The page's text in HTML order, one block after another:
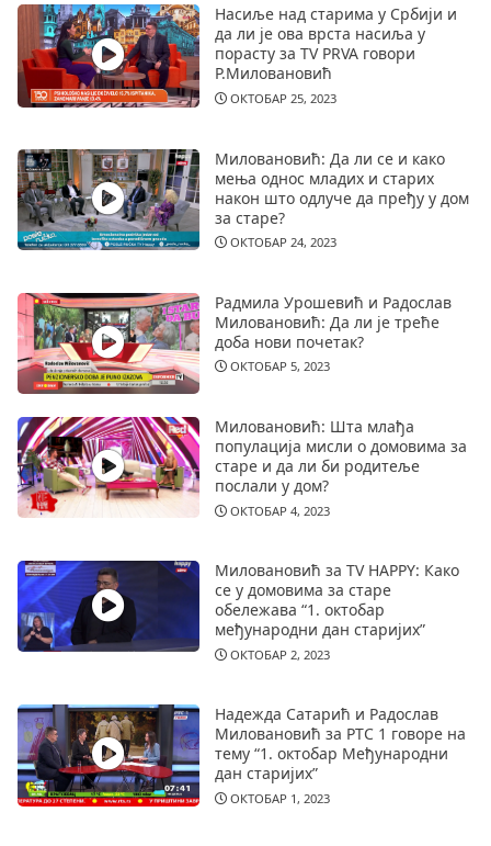
Насиље над старима у Србији и
да ли је ова врста насиља у
порасту за TV PRVA говори
Р.Миловановић
ОКТОБАР 25, 2023
Миловановић: Да ли се и како
мења однос младих и старих
након што одлуче да пређу у дом
за старе?
ОКТОБАР 24, 2023
Радмила Урошевић и Радослав
Миловановић: Да ли је треће
доба нови почетак?
ОКТОБАР 5, 2023
Миловановић: Шта млађа
популација мисли о домовима за
старе и да ли би родитеље
послали у дом?
ОКТОБАР 4, 2023
Миловановић за TV HAPPY: Како
се у домовима за старе
обележава “1. октобар
међународни дан старијих”
ОКТОБАР 2, 2023
Надежда Сатарић и Радослав
Миловановић за РТС 1 говоре на
тему “1. октобар Међународни
дан старијих”
ОКТОБАР 1, 2023